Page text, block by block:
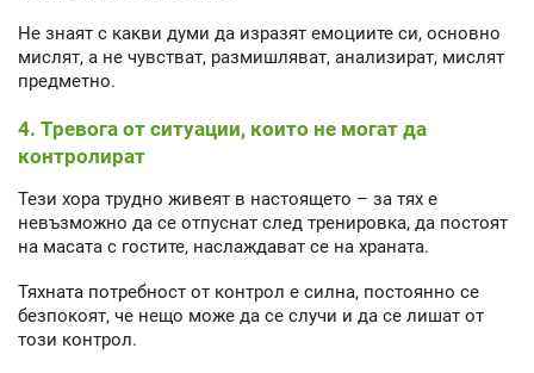
Не знаят с какви думи да изразят емоциите си, основно
мислят, а не чувстват, размишляват, анализират, мислят
предметно.
4. Тревога от ситуации, които не могат да
контролират
Тези хора трудно живеят в настоящето – за тях е
невъзможно да се отпуснат след тренировка, да постоят
на масата с гостите, наслаждават се на храната.
Тяхната потребност от контрол е силна, постоянно се
безпокоят, че нещо може да се случи и да се лишат от
този контрол.